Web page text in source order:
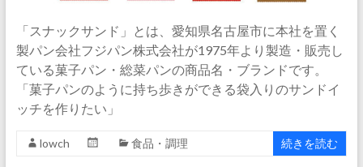
「スナックサンド」とは、愛知県名古屋市に本社を置く
製パン会社フジパン株式会社が1975年より製造・販売し
ている菓子パン・総菜パンの商品名・ブランドです。
「菓子パンのように持ち歩きができる袋入りのサンドイ
ッチを作りたい」
lowch 食品・調理 続きを読む